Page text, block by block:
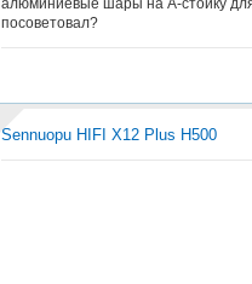
алюминиевые шары на А-стойку
посоветовал?
Sennuopu HIFI X12 Plus H500